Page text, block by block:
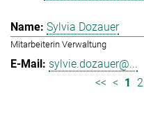
Sylvia Dozauer
Mitarbeiterin Verwaltung
sylvie.dozauer@...
<< < 1 2